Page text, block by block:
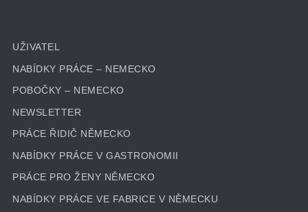
UŽIVATEL
NABÍDKY PRÁCE – NEMECKO
POBOČKY – NEMECKO
NEWSLETTER
PRÁCE ŘIDIČ NĚMECKO
NABÍDKY PRÁCE V GASTRONOMII
PRÁCE PRO ŽENY NĚMECKO
NABÍDKY PRÁCE VE FABRICE V NĚMECKU